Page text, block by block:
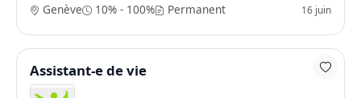
Genève 10% - 100% Permanent 16 juin
Assistant-e de vie